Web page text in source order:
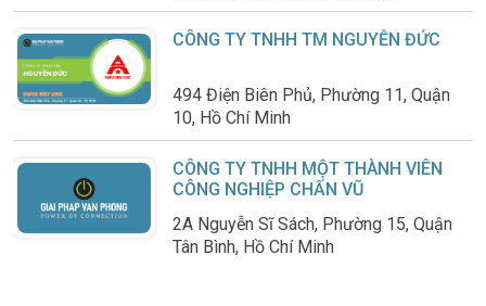
CÔNG TY TNHH TM NGUYỄN ĐỨC
494 Điện Biên Phủ, Phường 11, Quận
10, Hồ Chí Minh
CÔNG TY TNHH MỘT THÀNH VIÊN
CÔNG NGHIỆP CHẤN VŨ
2A Nguyễn Sĩ Sách, Phường 15, Quận
Tân Bình, Hồ Chí Minh